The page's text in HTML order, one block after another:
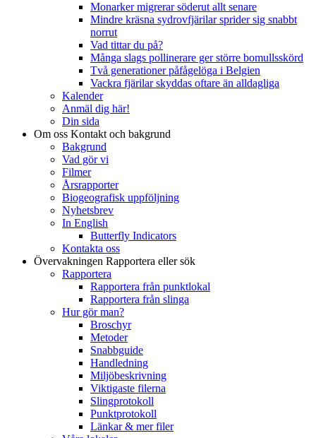
Monarker migrerar söderut allt senare
Mindre kräsna sydrovfjärilar sprider sig snabbt
norrut
Vad tittar du på?
Många slags pollinerare ger större bomullsskörd
Två generationer påfågelöga i Belgien
Vackra fjärilar skyddas oftare än alldagliga
Kalender
Anmäl dig här!
Din sida
Om oss Kontakt och bakgrund
Bakgrund
Vad gör vi
Filmer
Årsrapporter
Biogeografisk uppföljning
Nyhetsbrev
In English
Butterfly Indicators
Kontakta oss
Övervakningen Rapportera eller sök
Rapportera
Rapportera från punktlokal
Rapportera från slinga
Hur gör man?
Broschyr
Metoder
Snabbguide
Handledning
Miljöbeskrivning
Viktigaste filerna
Slingprotokoll
Punktprotokoll
Länkar & mer filer